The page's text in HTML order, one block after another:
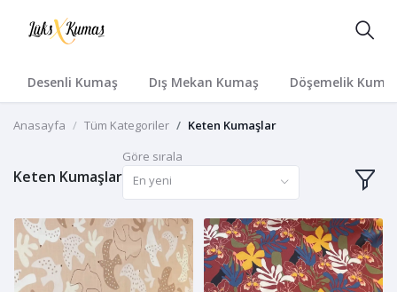
Desenli Kumaş Dış Mekan Kumaş Döşemelik
Anasayfa Tüm Kategoriler Keten Kumaşlar
Keten Kumaşlar
Göre sırala
En yeni